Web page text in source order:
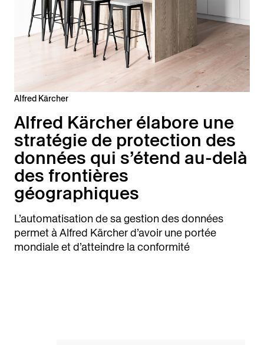
Alfred Kärcher
Alfred Kärcher élabore une
stratégie de protection des
données qui s’étend au-delà
des frontières
géographiques
L’automatisation de sa gestion des données
permet à Alfred Kärcher d’avoir une portée
mondiale et d’atteindre la conformité